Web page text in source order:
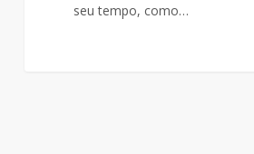
seu tempo, como…